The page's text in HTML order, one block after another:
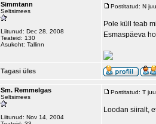
Simmtann
Seltsimees
Liitunud: Dec 28, 2008
Teateid: 130
Asukoht: Tallinn
Postitatud: N
Pole küll teab
Esmaspäeva
Tagasi üles
Sm. Remmelgas
Seltsimees
Liitunud: Nov 14, 2004
Postitatud: T
Loodan siiralt,